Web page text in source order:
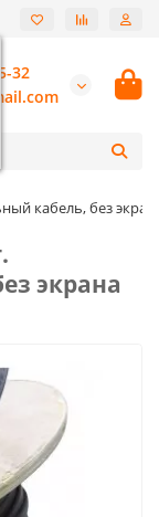
32
кабель, без
экрана